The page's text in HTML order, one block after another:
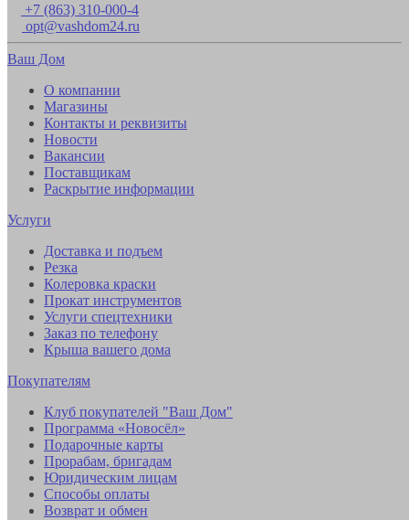
+7 (863) 310-000-4
opt@vashdom24.ru
Ваш Дом
О компании
Магазины
Контакты и реквизиты
Новости
Вакансии
Поставщикам
Раскрытие информации
Услуги
Доставка и подъем
Резка
Колеровка краски
Прокат инструментов
Услуги спецтехники
Заказ по телефону
Крыша вашего дома
Покупателям
Клуб покупателей "Ваш Дом"
Программа «Новосёл»
Подарочные карты
Прорабам, бригадам
Юридическим лицам
Способы оплаты
Возврат и обмен